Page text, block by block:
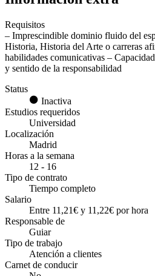
Requisitos
– Imprescindible dominio fluido del
Historia, Historia del Arte o carreras
habilidades comunicativas –
y sentido de la responsabilidad
Status
Inactiva
Estudios requeridos
Universidad
Localización
Madrid
Horas a la semana
12 - 16
Tipo de contrato
Tiempo completo
Salario
Entre 11,21€ y 11,22€ por hora
Responsable de
Guiar
Tipo de trabajo
Atención a clientes
Carnet de conducir